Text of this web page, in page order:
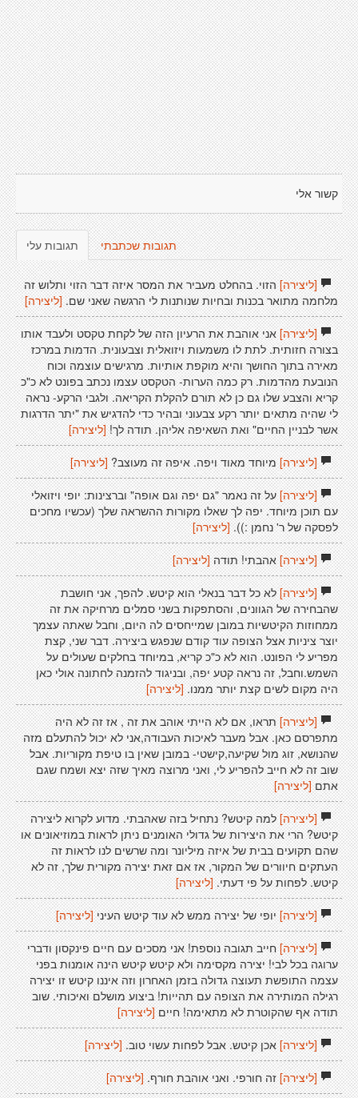
קשור אלי
תגובות עלי תגובות שכתבתי
[ליצירה]הזוי. בהחלט מעביר את המסר איזה דבר הזוי ותלוש זה
מלחמה מתואר בכנות ובחיות שנותנות לי הרגשה שאני שם.[ליצירה]
[ליצירה]אני אוהבת את הרעיון הזה של לקחת טקסט ולעבד אותו
בצורה חזותית. לתת לו משמעות ויזואלית וצבעונית. הדמות במרכז
מאירה בתוך החושך והיא מוקפת אותיות. מרגישים עוצמה וכוח
הנובעת מהדמות. רק כמה הערות- הטקסט עצמו נכתב בפונט לא כ"כ
קריא והצבע שלו גם כן לא תורם להקלת הקריאה. ולגבי הרקע- נראה
לי שהיה מתאים יותר רקע צבעוני ובהיר כדי להדגיש את "יתר הדרגות
אשר לבניין החיים" ואת השאיפה אליהן. תודה לך! [ליצירה]
[ליצירה]מיוחד מאוד ויפה. איפה זה מעוצב? [ליצירה]
[ליצירה]על זה נאמר "גם יפה וגם אופה" וברצינות: יופי ויזואלי
עם תוכן מיוחד. יפה לך שאלו מקורות ההשראה שלך (עכשיו מחכים
לפסקה של ר' נחמן :)).[ליצירה]
[ליצירה]אהבתי! תודה [ליצירה]
[ליצירה]לא כל דבר בנאלי הוא קיטש. להפך, אני חושבת
שהבחירה של הגוונים, והסתפקות בשני סמלים מרחיקה את זה
ממחוזות הקיטשיות במובן שמייחסים לה היום, וחבל שאתה עצמך
יוצר ציניות אצל הצופה עוד קודם שנפגש ביצירה. דבר שני, קצת
מפריע לי הפונט. הוא לא כ"כ קריא, במיוחד בחלקים שעולים על
השמש.וחבל, זה נראה קטע יפה, ובניגוד להזמנה לחתונה אולי כאן
היה מקום לשים קצת יותר ממנו. [ליצירה]
[ליצירה]תראו, אם לא הייתי אוהב את זה , אז זה לא היה
מתפרסם כאן. אבל מעבר לאיכות העבודה,אני לא יכול להתעלם מזה
שהנושא, זוג מול שקיעה,קישטי- במובן שאין בו טיפת מקוריות. אבל
שוב זה לא חייב להפריע לי, ואני מרוצה מאיך שזה יצא ושמח שגם
אתם [ליצירה]
[ליצירה]למה קיטש? נתחיל בזה שאהבתי. מדוע לקרוא ליצירה
קיטש? הרי את היצירות של גדולי האומנים ניתן לראות במוזיאונים או
שהם תקועים בבית של איזה מיליונר ומה שרשים לנו לראות זה
העתקים חיוורים של המקור, אז אם זאת יצירה מקורית שלך, זה לא
קיטש. לפחות על פי דעתי. [ליצירה]
[ליצירה]יופי של יצירה ממש לא עוד קיטש העיני [ליצירה]
[ליצירה]חייב תגובה נוספת! אני מסכים עם חיים פינקסון ודברי
ערוגה בכל לבי! יצירה מקסימה ולא קיטש קיטש הינה אומנות בפני
עצמה התופשת תעוצה גדולה בזמן האחרון וזה איננו קיטש זו יצירה
רגילה המותירה את הצופה עם תהייות! ביצוע מושלם ואיכותי. שוב
תודה אף שהקוטרת לא מתאימה! חיים [ליצירה]
[ליצירה]אכן קיטש. אבל לפחות עשוי טוב. [ליצירה]
[ליצירה]זה חורפי. ואני אוהבת חורף. [ליצירה]